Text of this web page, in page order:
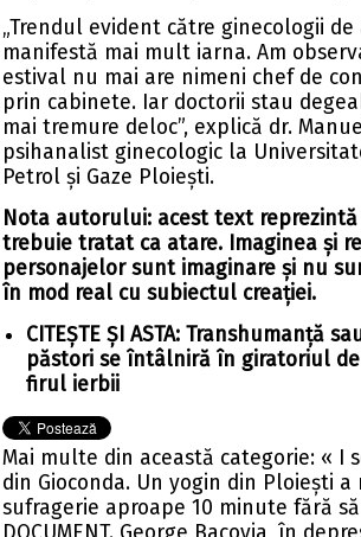
„Trendul evident către ginecologii
manifestă mai mult iarna. Am
estival nu mai are nimeni chef de
prin cabinete. Iar doctorii stau
mai tremure deloc”, explică dr.
psihanalist ginecologic la
Petrol și Gaze Ploiești.
Nota autorului: acest text
trebuie tratat ca atare. Imaginea și
personajelor sunt imaginare și nu
în mod real cu subiectul creației.
CITEȘTE ȘI ASTA: Transhumanță
păstori se întâlniră în giratoriul
firul ierbii
Mai multe din această categorie: « I
din Gioconda. Un yogin din Ploiești a
sufragerie aproape 10 minute fără